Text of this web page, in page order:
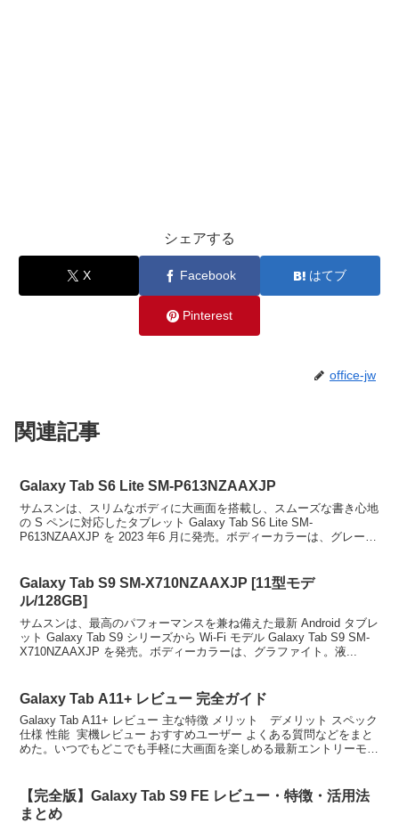
シェアする
X Facebook はてブ
Pinterest
office-jw
関連記事
Galaxy Tab S6 Lite SM-P613NZAAXJP
サムスンは、スリムなボディに大画面を搭載し、スムーズな書き心地
の S ペンに対応したタブレット Galaxy Tab S6 Lite SM-
P613NZAAXJP を 2023 年6 月に発売。ボディーカラーは、グレー。
Galaxy Tab S9 SM-X710NZAAXJP [11型モデ
ル/128GB]
サムスンは、最高のパフォーマンスを兼ね備えた最新 Android タブレ
ット Galaxy Tab S9 シリーズから Wi-Fi モデル Galaxy Tab S9 SM-
X710NZAAXJP を発売。ボディーカラーは、グラファイト。液...
Galaxy Tab A11+ レビュー 完全ガイド
Galaxy Tab A11+ レビュー 主な特徴 メリット デメリット スペック
仕様 性能 実機レビュー おすすめユーザー よくある質問などをまと
めた。いつでもどこでも手軽に大画面を楽しめる最新エントリーモデ
【完全版】Galaxy Tab S9 FE レビュー・特徴・活用法
まとめ